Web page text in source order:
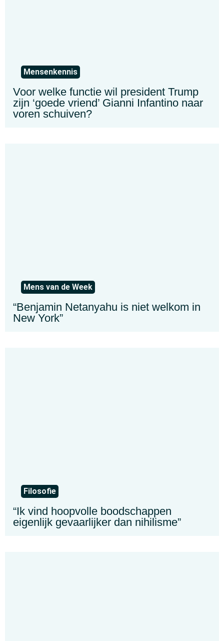
Mensenkennis
Voor welke functie wil president Trump
zijn ‘goede vriend’ Gianni Infantino naar
voren schuiven?
Mens van de Week
“Benjamin Netanyahu is niet welkom in
New York”
Filosofie
“Ik vind hoopvolle boodschappen
eigenlijk gevaarlijker dan nihilisme”